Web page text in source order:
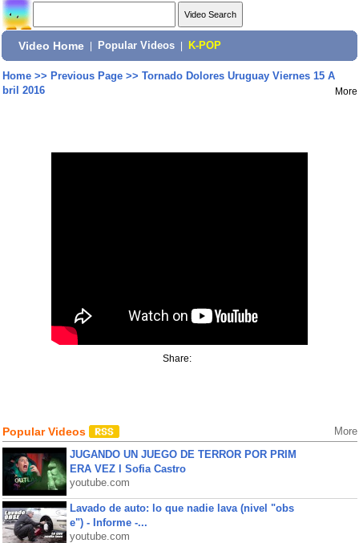
Video Home Popular Videos K-POP
Home>> Previous Page>> Tornado Dolores Uruguay Viernes 15 A
bril 2016
More
Share:
Popular Videos More
JUGANDO UN JUEGO DE TERROR POR PRIM
ERA VEZ l Sofia Castro
youtube.com
Lavado de auto: lo que nadie lava (nivel "obs
e") - Informe -...
youtube.com